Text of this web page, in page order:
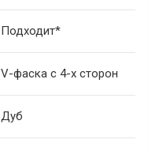
Подходит*
V-фаска с 4-х сторон
Дуб